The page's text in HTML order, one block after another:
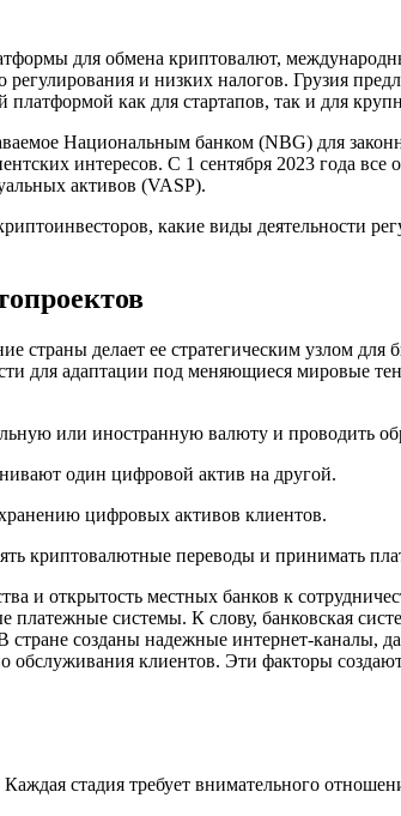
для обмена криптовалют,
и низких налогов. Грузия
платформой как для стартапов, так и для
Национальным банком (NBG) для
интересов. С 1 сентября 2023 года
активов (VASP).
какие виды деятельности
делает ее стратегическим узлом
для адаптации под меняющиеся мировые
или иностранную валюту и проводить
один цифровой актив на другой.
цифровых активов клиентов.
криптовалютные переводы и принимать
и открытость местных банков к
системы. К слову, банковская
созданы надежные интернет-каналы,
обслуживания клиентов. Эти факторы
стадия требует внимательного